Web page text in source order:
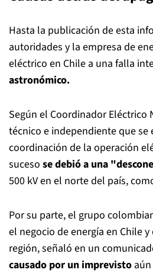
Hasta la publicación de esta
autoridades y la empresa de
eléctrico en Chile a una falla
astronómico.
Según el Coordinador Eléctrico
técnico e independiente que se
coordinación de la operación
suceso se debió a una
500 kV en el norte del país,
Por su parte, el grupo
el negocio de energía en Chile
región, señaló en un
causado por un imprevisto